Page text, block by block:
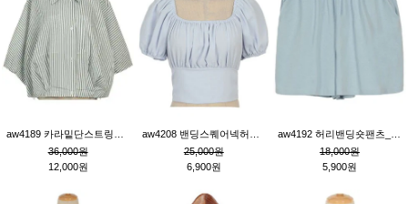
36,000원
12,000원
25,000원
6,900원
18,000원
5,900원